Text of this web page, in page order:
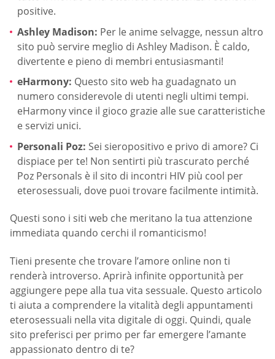
positive.
Ashley Madison: Per le anime selvagge, nessun altro
sito può servire meglio di Ashley Madison. È caldo,
divertente e pieno di membri entusiasmanti!
eHarmony: Questo sito web ha guadagnato un
numero considerevole di utenti negli ultimi tempi.
eHarmony vince il gioco grazie alle sue caratteristiche
e servizi unici.
Personali Poz: Sei sieropositivo e privo di amore? Ci
dispiace per te! Non sentirti più trascurato perché
Poz Personals è il sito di incontri HIV più cool per
eterosessuali, dove puoi trovare facilmente intimità.
Questi sono i siti web che meritano la tua attenzione
immediata quando cerchi il romanticismo!
Tieni presente che trovare l’amore online non ti
renderà introverso. Aprirà infinite opportunità per
aggiungere pepe alla tua vita sessuale. Questo articolo
ti aiuta a comprendere la vitalità degli appuntamenti
eterosessuali nella vita digitale di oggi. Quindi, quale
sito preferisci per primo per far emergere l’amante
appassionato dentro di te?